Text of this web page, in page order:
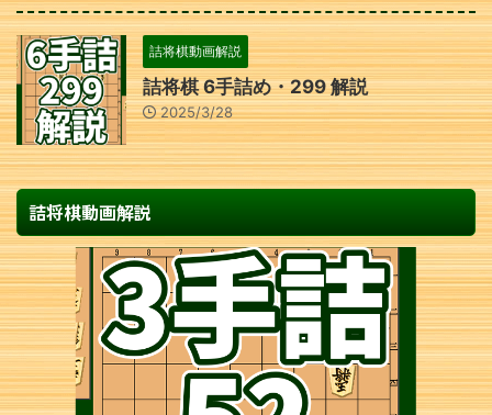
詰将棋動画解説
詰将棋 6手詰め・299 解説
2025/3/28
詰将棋動画解説